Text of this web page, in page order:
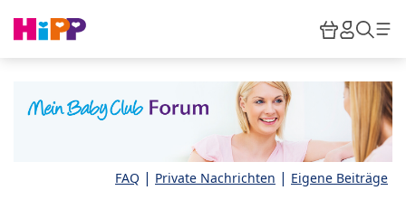
HiPP
FAQ | Private Nachrichten | Eigene Beiträge